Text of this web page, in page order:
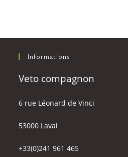
Informations
Veto compagnon
6 rue Léonard de Vinci
53000 Laval
+33(0)241 961 465